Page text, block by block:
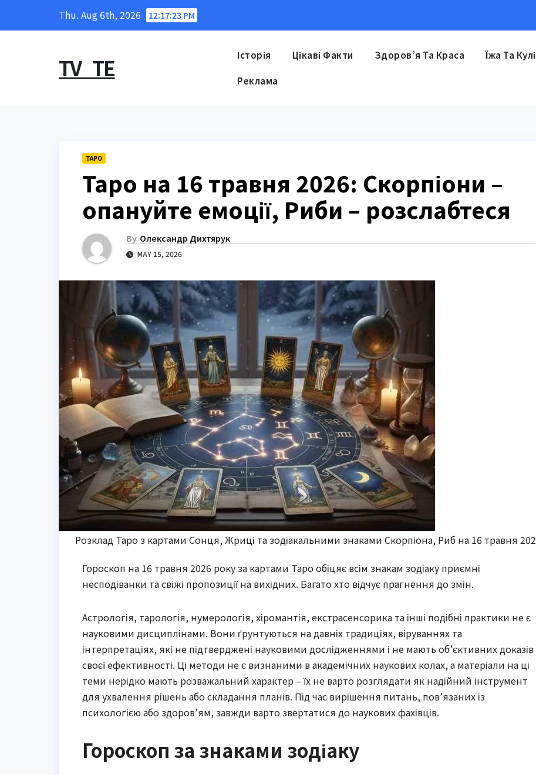
Thu. Aug 6th, 2026 12:17:24 PM
TV_TE Історія Цікаві Факти Здоров’я Та Краса Їжа Та
Реклама
ТАРО
Таро на 16 травня 2026: Скорпіони –
опануйте емоції, Риби – розслабтеся
By Олександр Дихтярук
MAY 15, 2026
Розклад Таро з картами Сонця, Жриці та зодіакальними знаками Скорпіона, Риб на 16 травня
Гороскоп на 16 травня 2026 року за картами Таро обіцяє всім знакам зодіаку приємні
несподіванки та свіжі пропозиції на вихідних. Багато хто відчує прагнення до змін.
Астрологія, тарологія, нумерологія, хіромантія, екстрасенсорика та інші подібні практики не є
науковими дисциплінами. Вони ґрунтуються на давніх традиціях, віруваннях та
інтерпретаціях, які не підтверджені науковими дослідженнями і не мають об’єктивних доказів
своєї ефективності. Ці методи не є визнаними в академічних наукових колах, а матеріали на ці
теми нерідко мають розважальний характер – їх не варто розглядати як надійний інструмент
для ухвалення рішень або складання планів. Під час вирішення питань, пов’язаних із
психологією або здоров’ям, завжди варто звертатися до наукових фахівців.
Гороскоп за знаками зодіаку